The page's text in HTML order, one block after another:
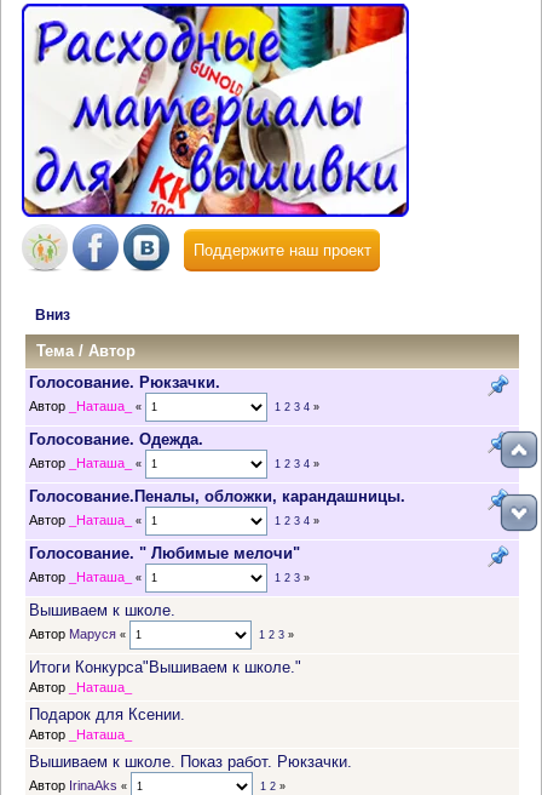
Поддержите наш проект
Вниз
Тема/Автор
Голосование. Рюкзачки.
Автор _Наташа_ « 1 2 3 4»
Голосование. Одежда.
Автор _Наташа_ « 1 2 3 4»
Голосование.Пеналы, обложки, карандашницы.
Автор _Наташа_ « 1 2 3 4»
Голосование. " Любимые мелочи"
Автор _Наташа_ « 1 2 3»
Вышиваем к школе.
Автор Маруся « 1 2 3»
Итоги Конкурса"Вышиваем к школе."
Автор _Наташа_
Подарок для Ксении.
Автор _Наташа_
Вышиваем к школе. Показ работ. Рюкзачки.
Автор IrinaAks « 1 2»